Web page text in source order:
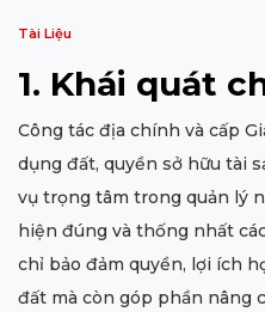
Tài Liệu
1. Khái quát
Công tác địa chính và cấp
dụng đất, quyền sở hữu tài
vụ trọng tâm trong quản lý
hiện đúng và thống nhất
chỉ bảo đảm quyền, lợi ích
đất mà còn góp phần nâng